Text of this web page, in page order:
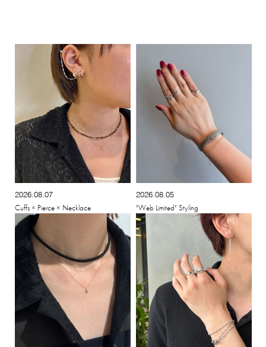
2026.08.07
Cuffs × Pierce × Necklace
2026.08.05
"Web Limited" Styling